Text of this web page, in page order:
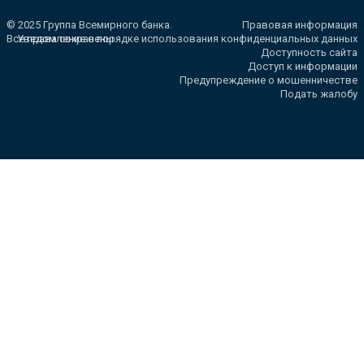
© 2025 Группа Всемирного банка.
Все права сохранены.
Правовая информация
Уведомление о порядке использования конфиденциальных данных
Доступность сайта
Доступ к информации
Предупреждение о мошенничестве
Подать жалобу